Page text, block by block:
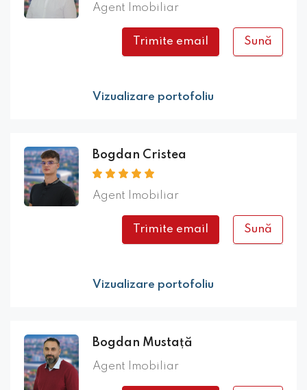
Agent Imobiliar
Trimite email Sună
Vizualizare portofoliu
Bogdan Cristea
Agent Imobiliar
Trimite email Sună
Vizualizare portofoliu
Bogdan Mustață
Agent Imobiliar